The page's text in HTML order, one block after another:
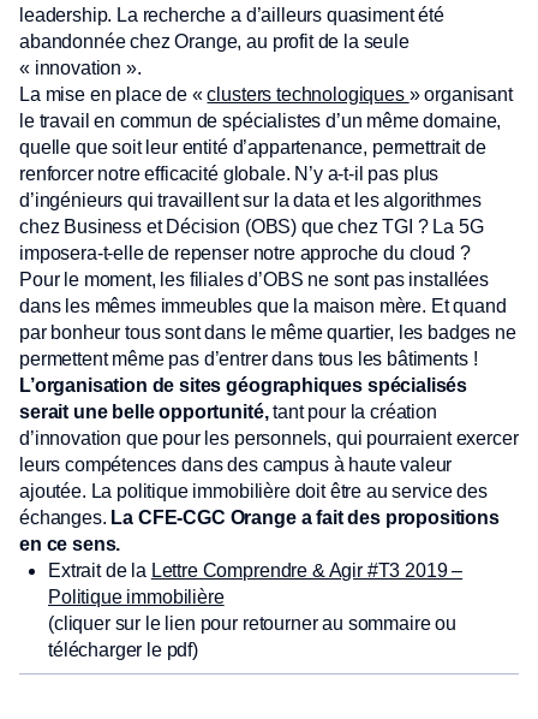
leadership. La recherche a d’ailleurs quasiment été
abandonnée chez Orange, au profit de la seule
« innovation ».
La mise en place de «clusters technologiques » organisant
le travail en commun de spécialistes d’un même domaine,
quelle que soit leur entité d’appartenance, permettrait de
renforcer notre efficacité globale. N’y a-t-il pas plus
d’ingénieurs qui travaillent sur la data et les algorithmes
chez Business et Décision (OBS) que chez TGI ? La 5G
imposera-t-elle de repenser notre approche du cloud ?
Pour le moment, les filiales d’OBS ne sont pas installées
dans les mêmes immeubles que la maison mère. Et quand
par bonheur tous sont dans le même quartier, les badges ne
permettent même pas d’entrer dans tous les bâtiments !
L’organisation de sites géographiques spécialisés
serait une belle opportunité,tant pour la création
d’innovation que pour les personnels, qui pourraient exercer
leurs compétences dans des campus à haute valeur
ajoutée. La politique immobilière doit être au service des
échanges. La CFE-CGC Orange a fait des propositions
en ce sens.
Extrait de la Lettre Comprendre & Agir #T3 2019 –
Politique immobilière
(cliquer sur le lien pour retourner au sommaire ou
télécharger le pdf)